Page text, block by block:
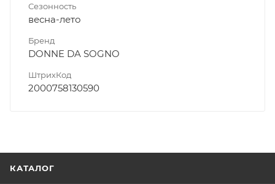
Сезонность
весна-лето
Бренд
DONNE DA SOGNO
ШтрихКод
2000758130590
КАТАЛОГ